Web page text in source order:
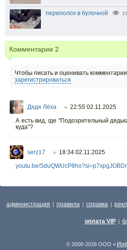
переполох в булочной
Комментарии 2
Чтобы писать и оценивать
зарегистрироваться
Дядя Лёха ○ 22:55 02.11.2025
А есть вид, где "Подозрительный
куда"?
serz17 ○ 18:34 02.11.2025
youtu.be/
администрация | правила | справка |
оплата VIP |
© 2008-2026 ООО «